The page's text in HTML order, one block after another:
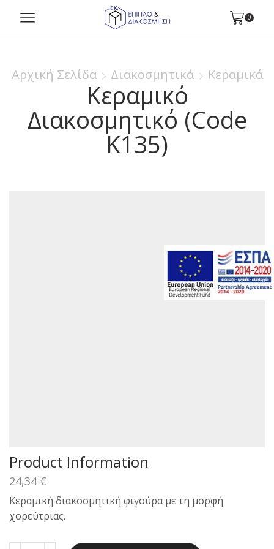
0
Αρχική Σελίδα Διακοσμητικά Κεραμικά
Κεραμικό
Διακοσμητικό (Code
K135)
Product Information
24,34 €
Κεραμική διακοσμητική φιγούρα με τη μορφή
χορεύτριας.